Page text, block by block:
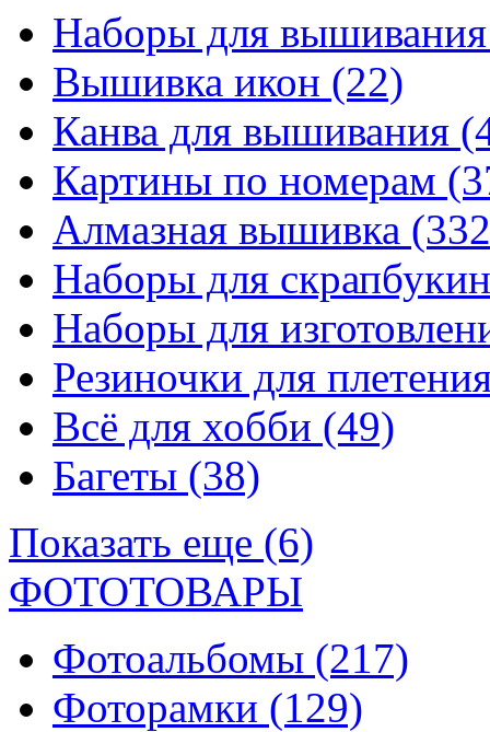
Наборы для
Вышивка икон (22)
Канва для вышивания
Картины по номерам
Алмазная вышивка
Наборы для
Наборы для
Резиночки для
Всё для хобби (49)
Багеты (38)
Показать еще (6)
ФОТОТОВАРЫ
Фотоальбомы (217)
Фоторамки (129)